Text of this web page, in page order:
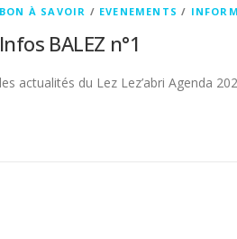
BON À SAVOIR / EVENEMENTS /
Infos BALEZ n°1
les actualités du Lez Lez’abri Agenda